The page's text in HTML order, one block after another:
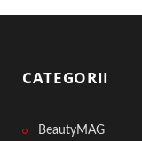
CATEGORII
BeautyMAG